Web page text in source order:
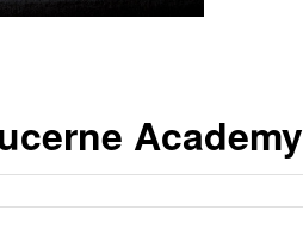
Academy